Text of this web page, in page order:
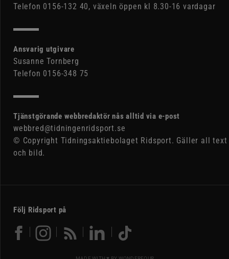
Telefon 0156-132 40, växeln öppen kl 8.30-16 vardagar
Ansvarig utgivare
Susanne Tornberg
Telefon 0156-348 75
Tjänstgörande webbredaktör nås alltid via e-post
webbred@tidningenridsport.se
© Copyright Tidningsaktiebolaget Ridsport. Gäller all text
och bild.
Följ Ridsport på